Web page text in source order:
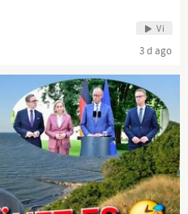
Vi
3 d ago